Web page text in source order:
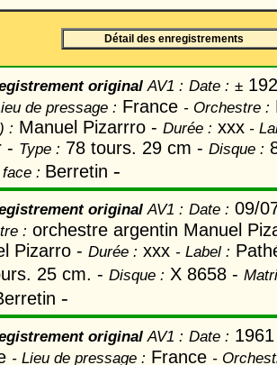
Détail des enregistrements
originalAV1 : Date : ±
de pressage : France - Orchestre :
: Manuel Pizarrro - Durée : xxx -
- Type : 78 tours. 29 cm - Disque :
: Berretin -
originalAV1 : Date : 09/
: orchestre argentin Manuel
Pizarro - Durée : xxx - Label :
25 cm. - Disque : X 8658 -
-
originalAV1 : Date :
- Lieu de pressage : France -